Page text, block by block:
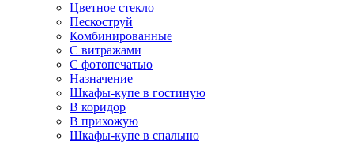
Цветное стекло
Пескоструй
Комбинированные
С витражами
С фотопечатью
Назначение
Шкафы-купе в гостиную
В коридор
В прихожую
Шкафы-купе в спальню